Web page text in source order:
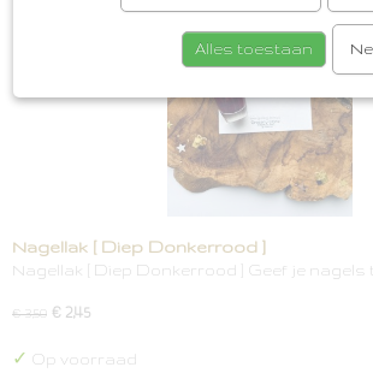
Nagellak [ Diep Donkerrood ]
Nagellak [ Diep Donkerrood ] Geef je nagels
€ 3,50 € 2,45
✓ Op voorraad
Alles toestaan